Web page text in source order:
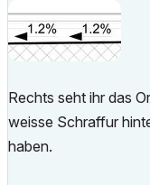
Rechts seht ihr das
weisse Schraffur
haben.